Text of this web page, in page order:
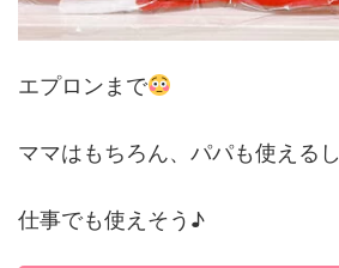
エプロンまで
ママはもちろん、パパも使えるし
仕事でも使えそう♪